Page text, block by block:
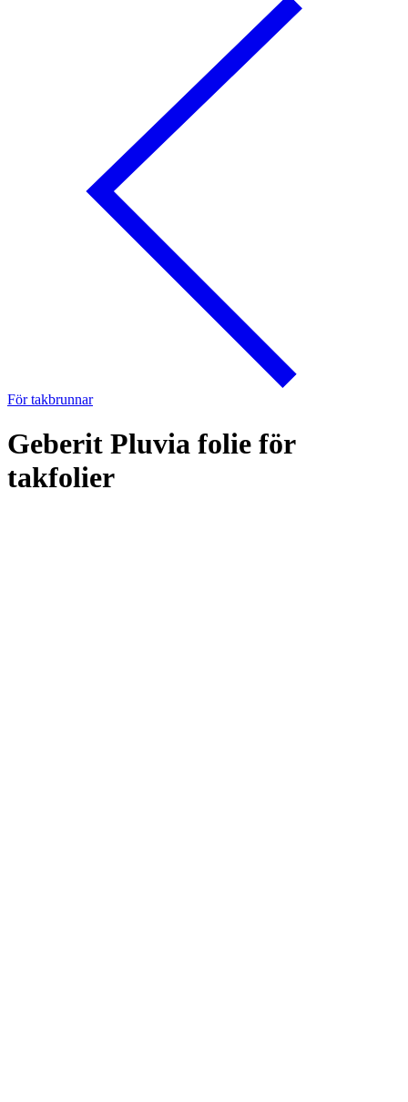
För takbrunnar
Geberit Pluvia folie för
takfolier